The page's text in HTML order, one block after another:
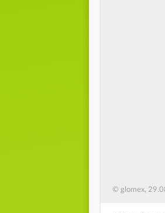
© glomex,